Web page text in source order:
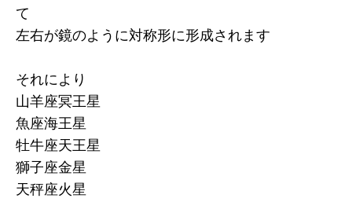
て
左右が鏡のように対称形に形成されます
それにより
山羊座冥王星
魚座海王星
牡牛座天王星
獅子座金星
天秤座火星